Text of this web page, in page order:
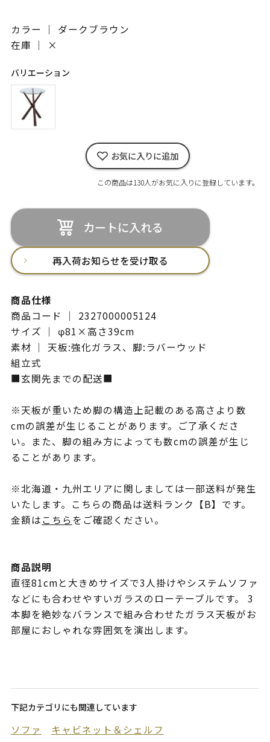
カラー ｜ ダークブラウン
在庫 ｜
×
バリエーション
お気に入りに追加
この商品は130人がお気に入りに登録しています。
カートに入れる
再入荷お知らせを受け取る
商品仕様
商品コード ｜ 2327000005124
サイズ ｜ φ81×高さ39cm
素材 ｜ 天板:強化ガラス、脚:ラバーウッド
組立式
■玄関先までの配送■
※天板が重いため脚の構造上記載のある高さより数
cmの誤差が生じることがあります。ご了承くださ
い。また、脚の組み方によっても数cmの誤差が生じ
ることがあります。
※北海道・九州エリアに関しましては一部送料が発生
いたします。こちらの商品は送料ランク【B】です。
金額はこちらをご確認ください。
商品説明
直径81cmと大きめサイズで3人掛けやシステムソファ
などにも合わせやすいガラスのローテーブルです。 3
本脚を絶妙なバランスで組み合わせたガラス天板がお
部屋におしゃれな雰囲気を演出します。
下記カテゴリにも関連しています
ソファ
キャビネット＆シェルフ